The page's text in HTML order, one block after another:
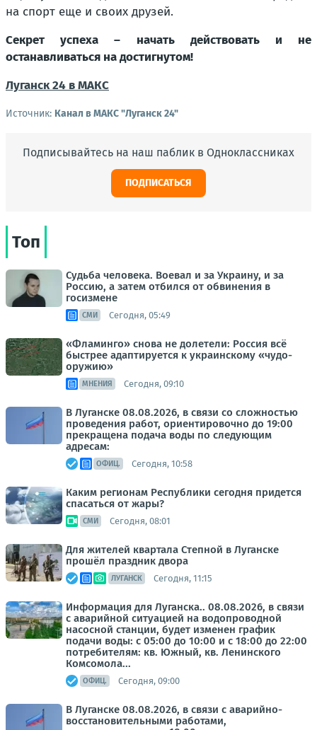
на спорт еще и своих друзей.
Секрет успеха – начать действовать и не
останавливаться на достигнутом!
Луганск 24 в МАКС
Источник: Канал в МАКС "Луганск 24"
Подписывайтесь на наш паблик в Одноклассниках
ПОДПИСАТЬСЯ
Топ
Судьба человека. Воевал и за Украину, и за
Россию, а затем отбился от обвинения в
госизмене
СМИ Сегодня, 05:49
«Фламинго» снова не долетели: Россия всё
быстрее адаптируется к украинскому «чудо-
оружию»
МНЕНИЯ Сегодня, 09:10
В Луганске 08.08.2026, в связи со сложностью
проведения работ, ориентировочно до 19:00
прекращена подача воды по следующим
адресам:
ОФИЦ. Сегодня, 10:58
Каким регионам Республики сегодня придется
спасаться от жары?
СМИ Сегодня, 08:01
Для жителей квартала Степной в Луганске
прошёл праздник двора
ЛУГАНСК Сегодня, 11:15
Информация для Луганска.. 08.08.2026, в связи
с аварийной ситуацией на водопроводной
насосной станции, будет изменен график
подачи воды: с 05:00 до 10:00 и с 18:00 до 22:00
потребителям: кв. Южный, кв. Ленинского
Комсомола...
ОФИЦ. Сегодня, 09:00
В Луганске 08.08.2026, в связи с аварийно-
восстановительными работами,